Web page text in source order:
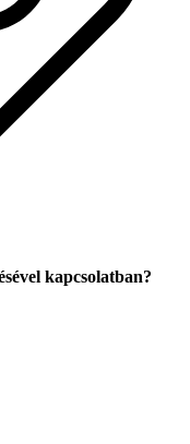
kapcsolatban?